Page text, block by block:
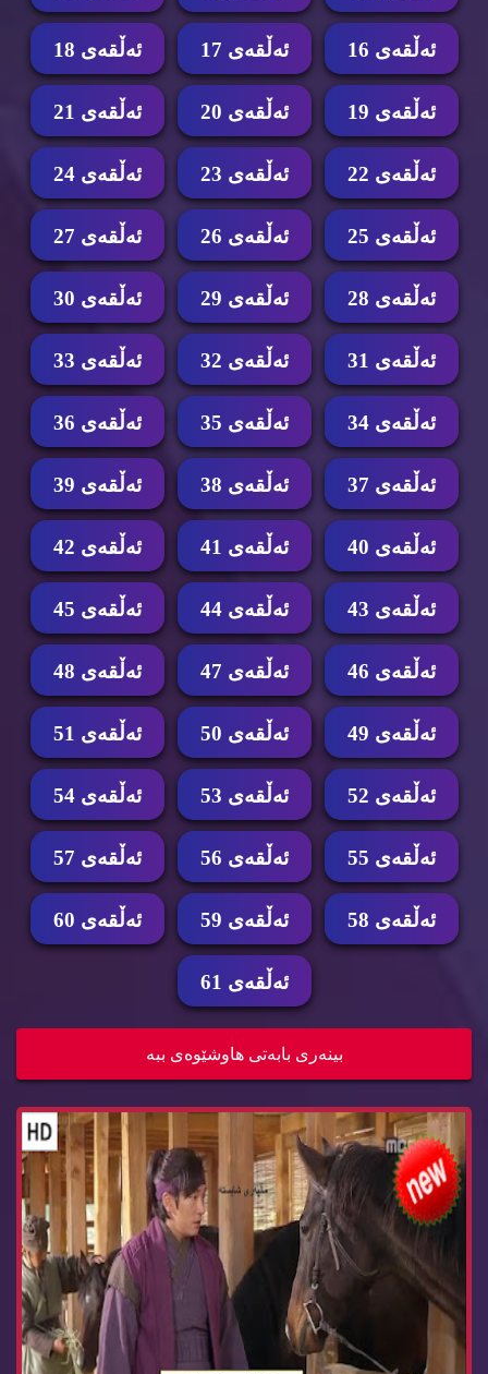
ئه‌ڵقه‌ی 16 ئه‌ڵقه‌ی 17 ئه‌ڵقه‌ی 18
ئه‌ڵقه‌ی 19 ئه‌ڵقه‌ی 20 ئه‌ڵقه‌ی 21
ئه‌ڵقه‌ی 22 ئه‌ڵقه‌ی 23 ئه‌ڵقه‌ی 24
ئه‌ڵقه‌ی 25 ئه‌ڵقه‌ی 26 ئه‌ڵقه‌ی 27
ئه‌ڵقه‌ی 28 ئه‌ڵقه‌ی 29 ئه‌ڵقه‌ی 30
ئه‌ڵقه‌ی 31 ئه‌ڵقه‌ی 32 ئه‌ڵقه‌ی 33
ئه‌ڵقه‌ی 34 ئه‌ڵقه‌ی 35 ئه‌ڵقه‌ی 36
ئه‌ڵقه‌ی 37 ئه‌ڵقه‌ی 38 ئه‌ڵقه‌ی 39
ئه‌ڵقه‌ی 40 ئه‌ڵقه‌ی 41 ئه‌ڵقه‌ی 42
ئه‌ڵقه‌ی 43 ئه‌ڵقه‌ی 44 ئه‌ڵقه‌ی 45
ئه‌ڵقه‌ی 46 ئه‌ڵقه‌ی 47 ئه‌ڵقه‌ی 48
ئه‌ڵقه‌ی 49 ئه‌ڵقه‌ی 50 ئه‌ڵقه‌ی 51
ئه‌ڵقه‌ی 52 ئه‌ڵقه‌ی 53 ئه‌ڵقه‌ی 54
ئه‌ڵقه‌ی 55 ئه‌ڵقه‌ی 56 ئه‌ڵقه‌ی 57
ئه‌ڵقه‌ی 58 ئه‌ڵقه‌ی 59 ئه‌ڵقه‌ی 60
ئه‌ڵقه‌ی 61
بینه‌ری بابه‌تی هاوشێوه‌ی ببه‌
زنجیره‌ درامای پزیشكی شاهانه‌ ئه‌ڵقه‌ی 52 pzish...